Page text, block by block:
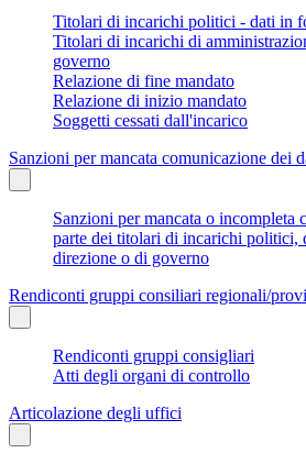
Titolari di incarichi politici - dati in
Titolari di incarichi di
governo
Relazione di fine mandato
Relazione di inizio mandato
Soggetti cessati dall'incarico
Sanzioni per mancata comunicazione dei
Sanzioni per mancata o incompleta
parte dei titolari di incarichi politici,
direzione o di governo
Rendiconti gruppi consiliari regionali/
Rendiconti gruppi consigliari
Atti degli organi di controllo
Articolazione degli uffici